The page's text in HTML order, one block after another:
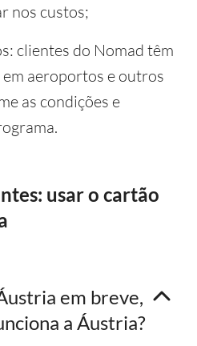
nos custos;
clientes do Nomad têm
em aeroportos e outros
as condições e
usar o cartão
em breve,
a Áustria?